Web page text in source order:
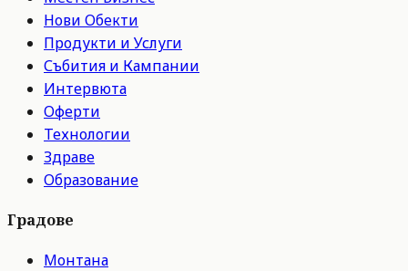
Нови Обекти
Продукти и Услуги
Събития и Кампании
Интервюта
Оферти
Технологии
Здраве
Образование
Градове
Монтана